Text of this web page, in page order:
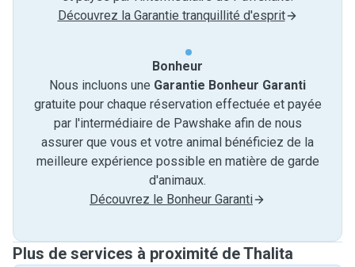
Découvrez la Garantie tranquillité d'esprit
Bonheur
Nous incluons une Garantie Bonheur Garanti
gratuite pour chaque réservation effectuée et payée
par l'intermédiaire de Pawshake afin de nous
assurer que vous et votre animal bénéficiez de la
meilleure expérience possible en matière de garde
d'animaux.
Découvrez le Bonheur Garanti
Plus de services à proximité de Thalita